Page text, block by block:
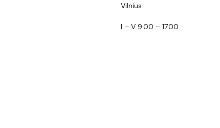
Vilnius
I – V 9.00 – 17.00